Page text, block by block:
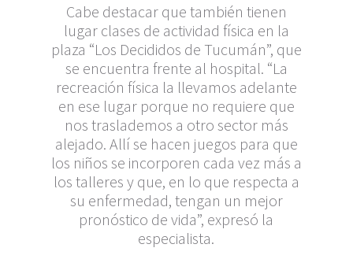
Cabe destacar que también tienen
lugar clases de actividad física en la
plaza “Los Decididos de Tucumán”, que
se encuentra frente al hospital. “La
recreación física la llevamos adelante
en ese lugar porque no requiere que
nos traslademos a otro sector más
alejado. Allí se hacen juegos para que
los niños se incorporen cada vez más a
los talleres y que, en lo que respecta a
su enfermedad, tengan un mejor
pronóstico de vida”, expresó la
especialista.